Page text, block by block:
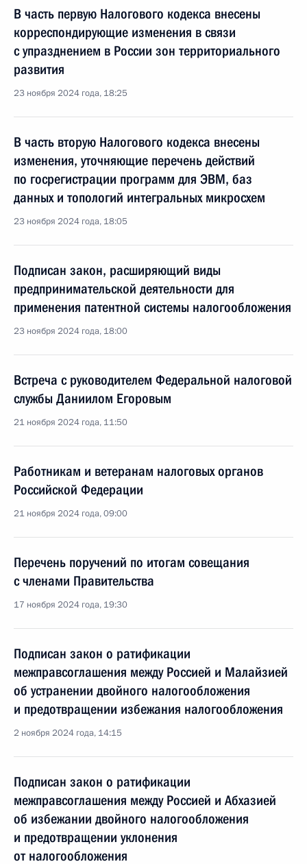
В часть первую Налогового кодекса внесены
корреспондирующие изменения в связи
с упразднением в России зон территориального
развития
23 ноября 2024 года, 18:25
В часть вторую Налогового кодекса внесены
изменения, уточняющие перечень действий
по госрегистрации программ для ЭВМ, баз
данных и топологий интегральных микросхем
23 ноября 2024 года, 18:05
Подписан закон, расширяющий виды
предпринимательской деятельности для
применения патентной системы налогообложения
23 ноября 2024 года, 18:00
Встреча с руководителем Федеральной налоговой
службы Даниилом Егоровым
21 ноября 2024 года, 11:50
Работникам и ветеранам налоговых органов
Российской Федерации
21 ноября 2024 года, 09:00
Перечень поручений по итогам совещания
с членами Правительства
17 ноября 2024 года, 19:30
Подписан закон о ратификации
межправсоглашения между Россией и Малайзией
об устранении двойного налогообложения
и предотвращении избежания налогообложения
2 ноября 2024 года, 14:15
Подписан закон о ратификации
межправсоглашения между Россией и Абхазией
об избежании двойного налогообложения
и предотвращении уклонения
от налогообложения